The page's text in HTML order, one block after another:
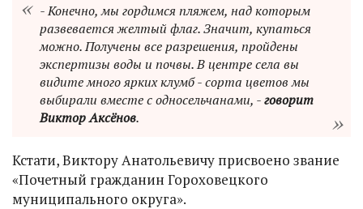
- Конечно, мы гордимся пляжем, над которым
развевается желтый флаг. Значит, купаться
можно. Получены все разрешения, пройдены
экспертизы воды и почвы. В центре села вы
видите много ярких клумб - сорта цветов мы
выбирали вместе с односельчанами, -говорит
Виктор Аксёнов.
Кстати, Виктору Анатольевичу присвоено звание
«Почетный гражданин Гороховецкого
муниципального округа».